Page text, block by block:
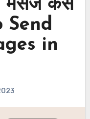
मैसेज कैसे
Send
in